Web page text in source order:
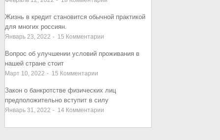
Жизнь в кредит становится обычной практикой
для многих россиян.
Январь 23, 2022 - 15 Комментарии
Вопрос об улучшении условий проживания в
нашей стране стоит
Март 10, 2022 - 15 Комментарии
Закон о банкротстве физических лиц
предположительно вступит в силу
Январь 31, 2022 - 14Комментарии